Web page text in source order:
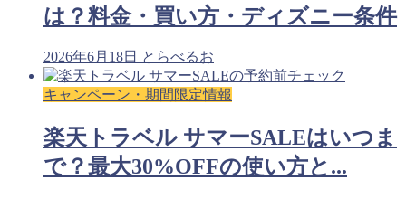
は？料金・買い方・ディズニー条件
2026年6月18日 とらべるお
キャンペーン・期間限定情報
楽天トラベル サマーSALEはいつま
で？最大30%OFFの使い方と...